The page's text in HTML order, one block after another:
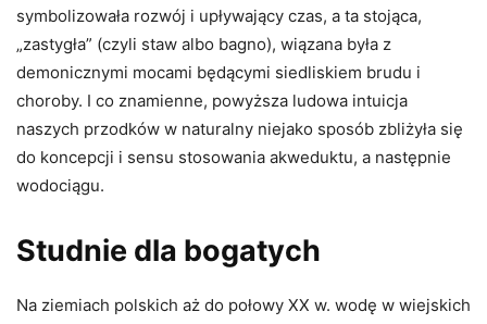
symbolizowała rozwój i upływający czas, a ta stojąca,
„zastygła” (czyli staw albo bagno), wiązana była z
demonicznymi mocami będącymi siedliskiem brudu i
choroby. I co znamienne, powyższa ludowa intuicja
naszych przodków w naturalny niejako sposób zbliżyła się
do koncepcji i sensu stosowania akweduktu, a następnie
wodociągu.
Studnie dla bogatych
Na ziemiach polskich aż do połowy XX w. wodę w wiejskich